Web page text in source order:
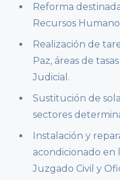
Reforma
Recursos
Realización de
Paz, áreas de
Judicial.
Sustitución de
sectores
Instalación y
acondicionado en
Juzgado Civil y